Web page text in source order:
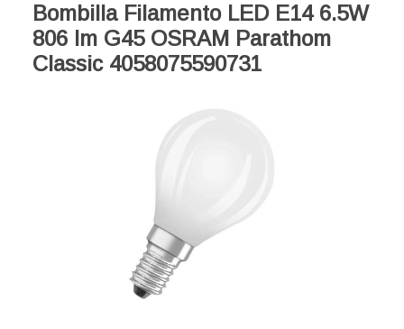
Bombilla Filamento LED E14 6.5W
806 lm G45 OSRAM Parathom
Classic 4058075590731